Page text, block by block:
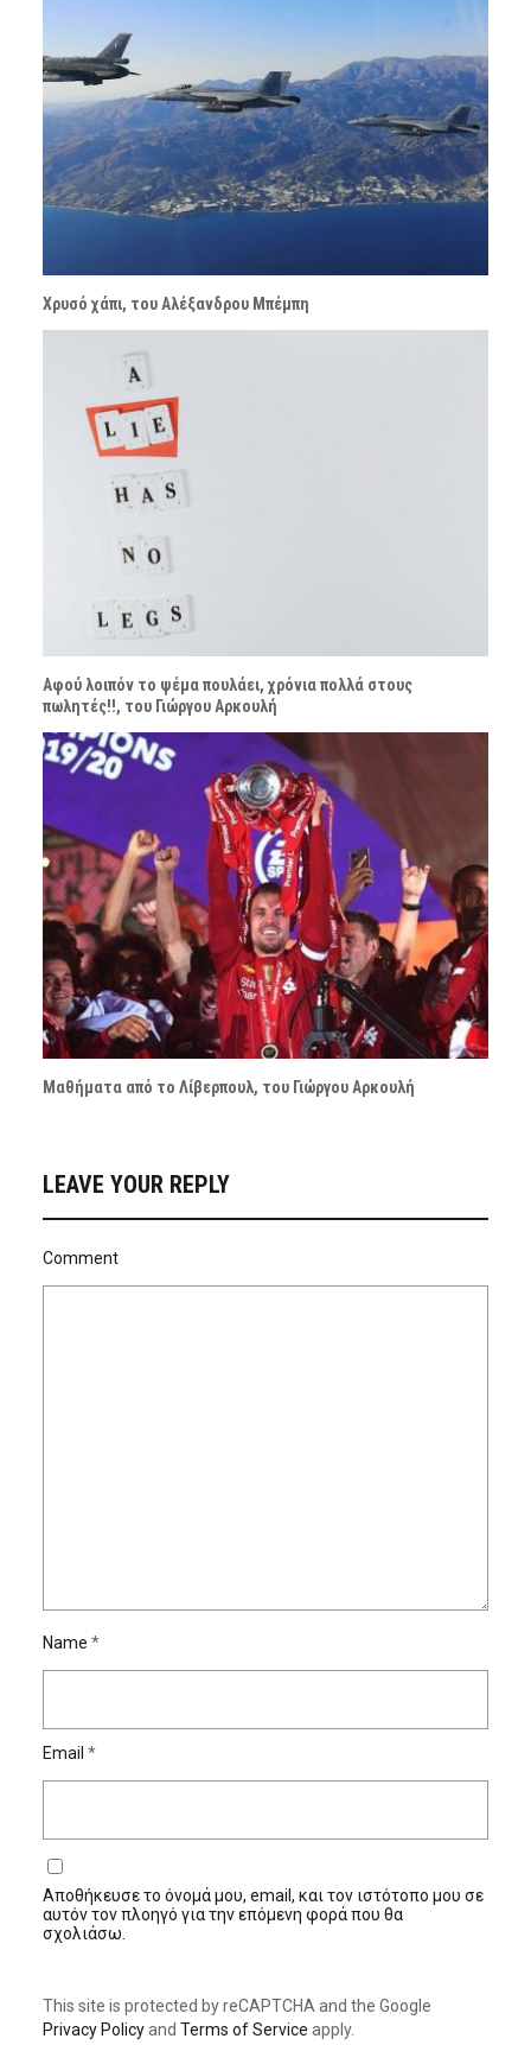
Χρυσό χάπι, του Αλέξανδρου Μπέμπη
Αφού λοιπόν το ψέμα πουλάει, χρόνια πολλά στους
πωλητές!!, του Γιώργου Αρκουλή
Μαθήματα από το Λίβερπουλ, του Γιώργου Αρκουλή
LEAVE YOUR REPLY
Comment
Name *
Email *
Αποθήκευσε το όνομά μου, email, και τον ιστότοπο μου σε
αυτόν τον πλοηγό για την επόμενη φορά που θα
σχολιάσω.
This site is protected by reCAPTCHA and the Google
Privacy Policyand Terms of Service apply.